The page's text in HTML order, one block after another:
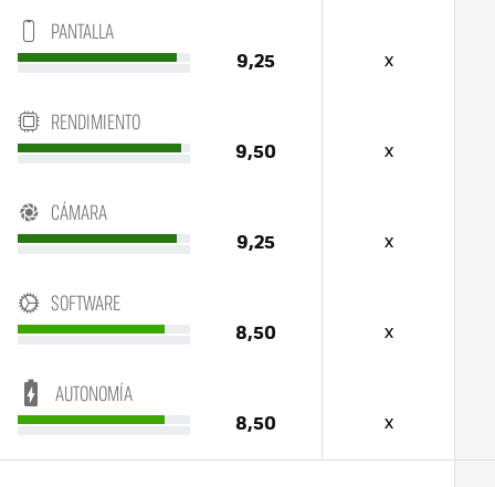
PANTALLA
9,25 x
RENDIMIENTO
9,50 x
CÁMARA
9,25 x
SOFTWARE
8,50 x
AUTONOMÍA
8,50 x